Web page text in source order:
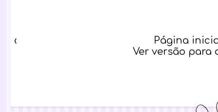
‹
Página
Ver versão para